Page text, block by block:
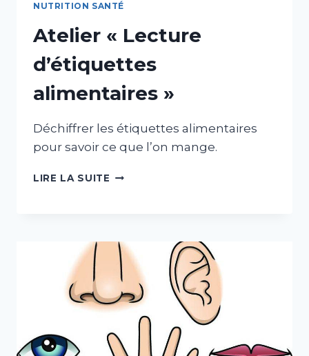
NUTRITION SANTÉ
Atelier « Lecture
d’étiquettes
alimentaires »
Déchiffrer les étiquettes alimentaires
pour savoir ce que l’on mange.
LIRE LA SUITE ATELIER